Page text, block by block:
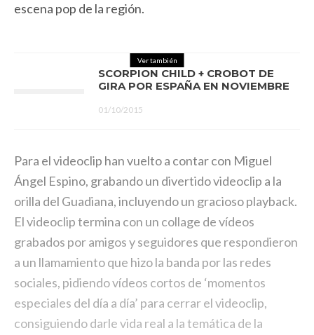
escena pop de la región.
Ver también
SCORPION CHILD + CROBOT DE
GIRA POR ESPAÑA EN NOVIEMBRE
01/10/2015
Para el videoclip han vuelto a contar con Miguel
Ángel Espino, grabando un divertido videoclip a la
orilla del Guadiana, incluyendo un gracioso playback.
El videoclip termina con un collage de vídeos
grabados por amigos y seguidores que respondieron
a un llamamiento que hizo la banda por las redes
sociales, pidiendo vídeos cortos de ‘momentos
especiales del día a día’ para cerrar el videoclip,
consiguiendo darle vida real a la temática de la